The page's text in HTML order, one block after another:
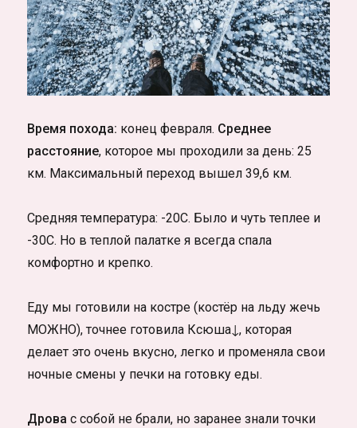
Время похода: конец февраля. Среднее
расстояние, которое мы проходили за день: 25
км. Максимальный переход вышел 39,6 км.
Средняя температура: -20С. Было и чуть теплее и
-30С. Но в теплой палатке я всегда спала
комфортно и крепко.
Еду мы готовили на костре (костёр на льду жечь
МОЖНО), точнее готовила Ксюша↓, которая
делает это очень вкусно, легко и променяла свои
ночные смены у печки на готовку еды.
Дрова с собой не брали, но заранее знали точки